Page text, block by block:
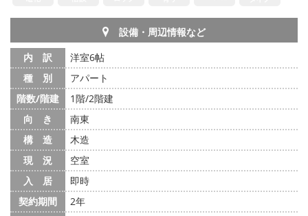
設備・周辺情報など
内 訳
洋室6帖
種 別
アパート
階数/階建
1階/2階建
向 き
南東
構 造
木造
現 況
空室
入 居
即時
契約期間
2年